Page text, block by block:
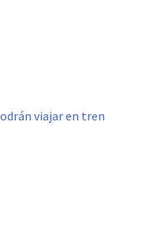
viajar en tren